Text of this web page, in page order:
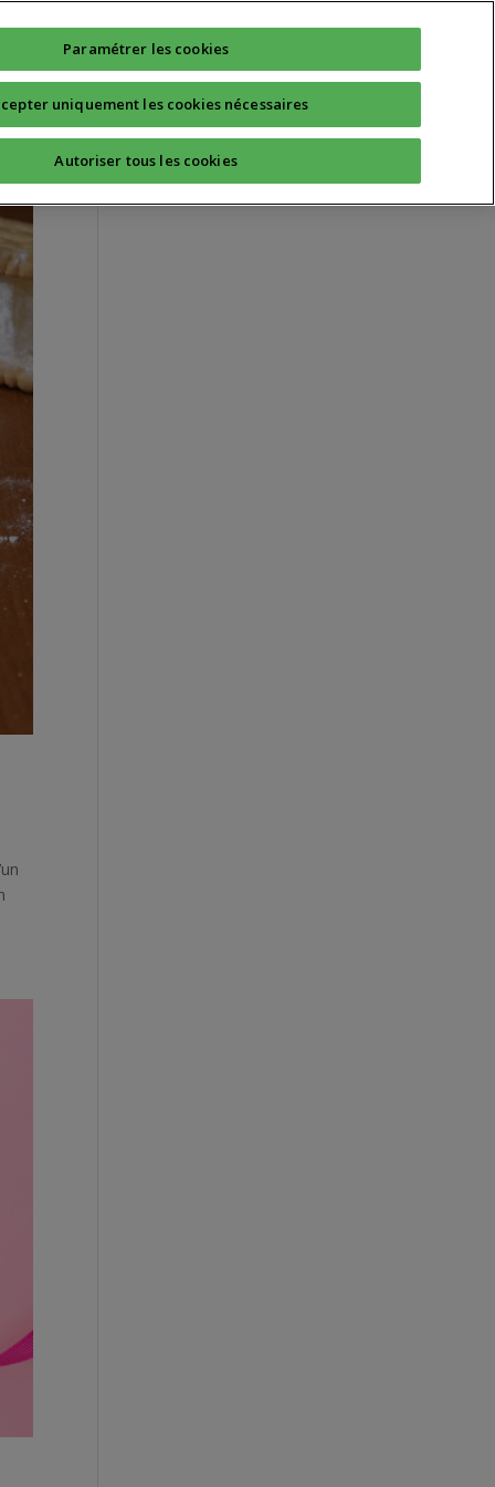
Quotidien Sport Santé
Paramétrer les cookies
uniquement les cookies nécessaires
Autoriser tous les cookies